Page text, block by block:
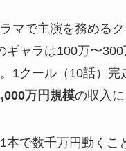
マで主演を務める
ギャラは100万〜300
1クール（10話）完
万円規模の収入に
本で数千万円動くこ